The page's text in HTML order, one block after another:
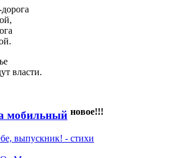
власти.
мобильный новое!!!
выпускник! - стихи